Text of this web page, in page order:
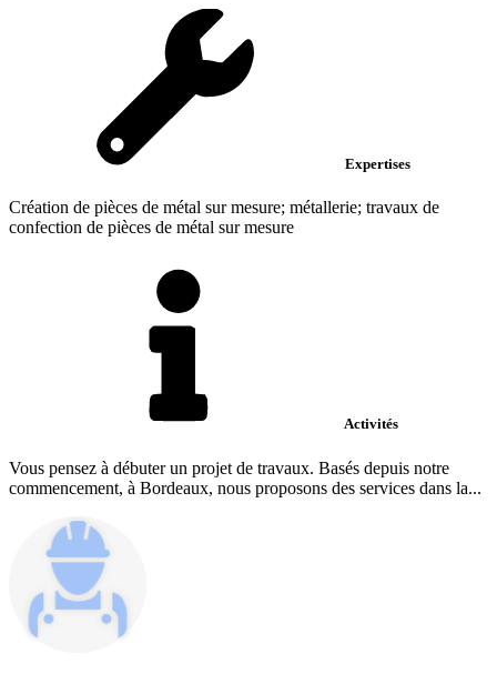
Expertises
Création de pièces de métal sur mesure; métallerie; travaux de
confection de pièces de métal sur mesure
Activités
Vous pensez à débuter un projet de travaux. Basés depuis notre
commencement, à Bordeaux, nous proposons des services dans la...